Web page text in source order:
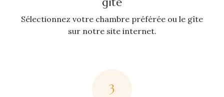
Sélectionnez votre chambre préférée ou le gîte
sur notre site internet.
3